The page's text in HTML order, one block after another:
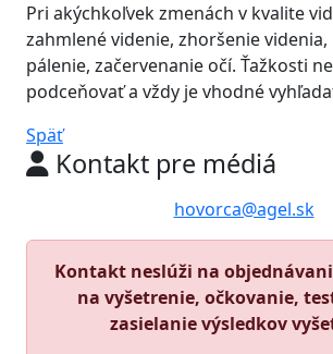
Pri akýchkoľvek zmenách v kvalite
zahmlené videnie, zhoršenie videnia,
pálenie, začervenanie očí. Ťažkosti
podceňovať a vždy je vhodné
Späť
Kontakt pre médiá
hovorca@agel.sk
Kontakt neslúži na
na vyšetrenie, očkovanie,
zasielanie výsledkov